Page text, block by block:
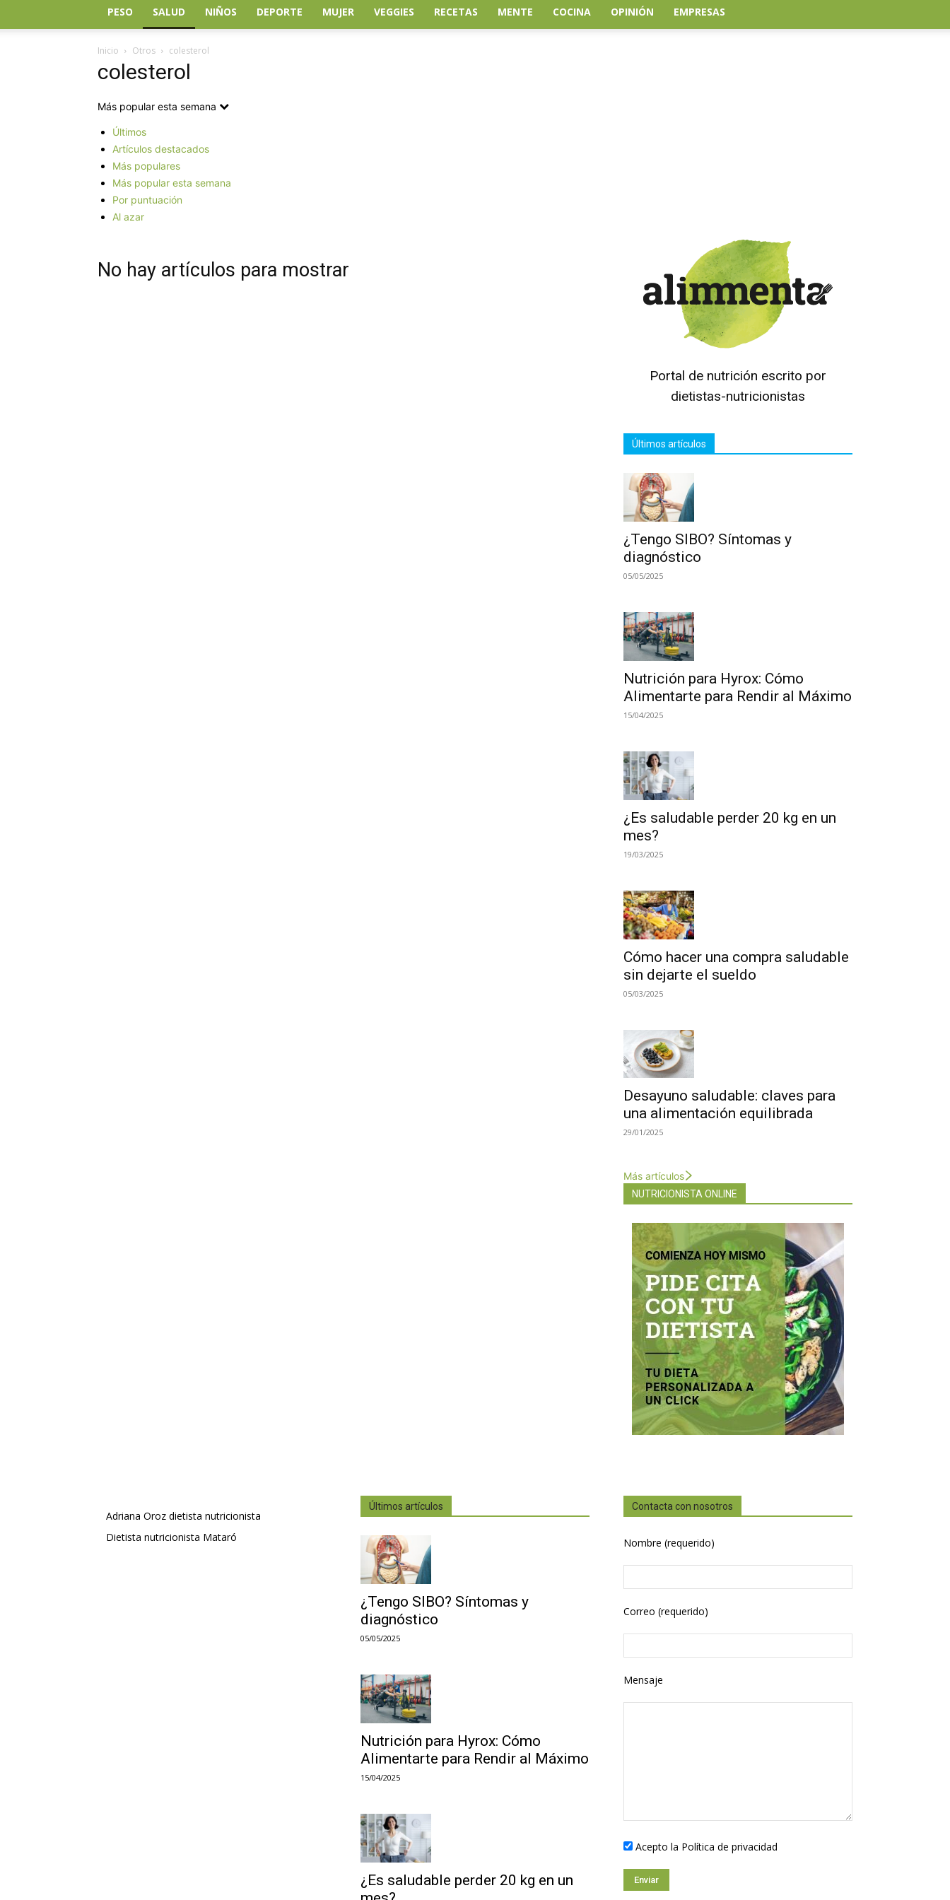
PESO SALUD NIÑOS DEPORTE MUJER VEGGIES RECETAS MENTE COCINA OPINIÓN EMPRESAS
Inicio Otros colesterol
colesterol
Más popular esta semana
Últimos
Artículos destacados
Más populares
Más popular esta semana
Por puntuación
Al azar
No hay artículos para mostrar
Portal de nutrición escrito por
dietistas-nutricionistas
Últimos artículos
¿Tengo SIBO? Síntomas y
diagnóstico
05/05/2025
Nutrición para Hyrox: Cómo
Alimentarte para Rendir al Máximo
15/04/2025
¿Es saludable perder 20 kg en un
mes?
19/03/2025
Cómo hacer una compra saludable
sin dejarte el sueldo
05/03/2025
Desayuno saludable: claves para
una alimentación equilibrada
29/01/2025
Más artículos
NUTRICIONISTA ONLINE
Adriana Oroz dietista nutricionista
Dietista nutricionista Mataró
Últimos artículos
¿Tengo SIBO? Síntomas y
diagnóstico
05/05/2025
Nutrición para Hyrox: Cómo
Alimentarte para Rendir al Máximo
15/04/2025
¿Es saludable perder 20 kg en un
Contacta con nosotros
Nombre (requerido)
Correo (requerido)
Mensaje
Acepto la Política de privacidad